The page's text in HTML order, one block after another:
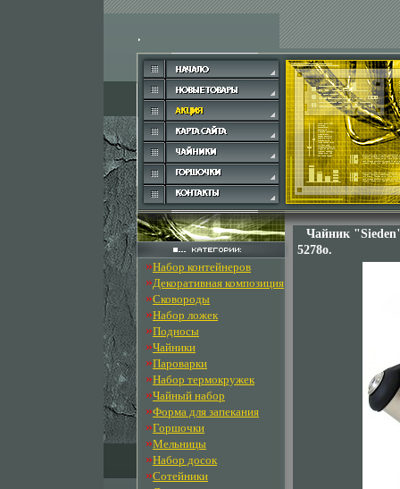
»Набор контейнеров
»Декоративная композиция
»Сковороды
»Набор ложек
»Подносы
»Чайники
»Пароварки
»Набор термокружек
»Чайный набор
»Форма для запекания
»Горшочки
»Мельницы
»Набор досок
»Сотейники
Чайник
5278o.